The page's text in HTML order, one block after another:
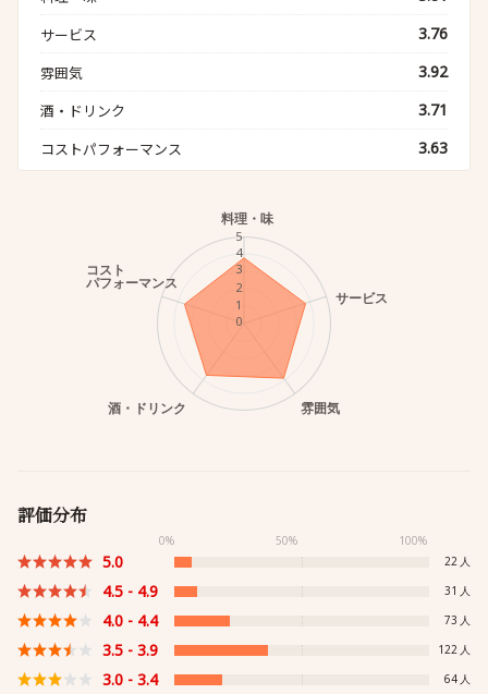
サービス
3.76
雰囲気
3.92
酒・ドリンク
3.71
コストパフォーマンス
3.63
0
1
2
3
4
5
料理・味
サービス
雰囲気
酒・ドリンク
コスト
パフォーマンス
評価分布
0% 50% 100%
5.0 22
4.5 - 4.9 31
4.0 - 4.4 73
3.5 - 3.9 122
3.0 - 3.4 64